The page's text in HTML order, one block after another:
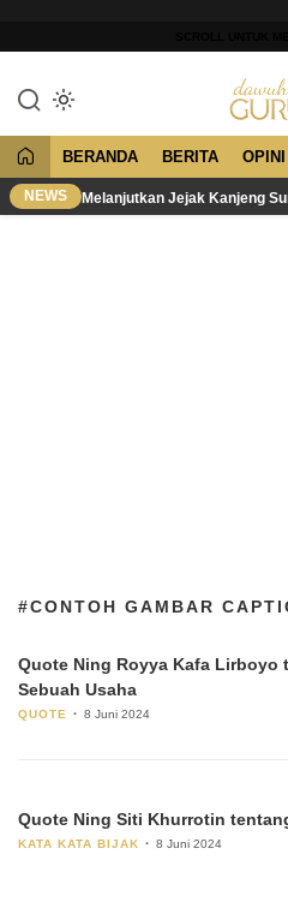
konten
Dawuh
Merawat Tradisi,
BERANDA BERITA OPINI
NEWS Melanjutkan Jejak Kanjeng
#CONTOH GAMBAR
Quote Ning Royya Kafa Lirboyo
Sebuah Usaha
QUOTE 8 Juni 2024
Quote Ning Siti Khurrotin
KATA KATA BIJAK 8 Juni 2024